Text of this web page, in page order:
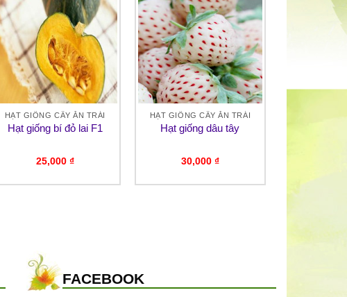
HẠT GIỐNG CÂY ĂN TRÁI
Hạt giống bí đỏ lai F1
25,000 ₫
HẠT GIỐNG CÂY ĂN TRÁI
Hạt giống dâu tây
30,000 ₫
FACEBOOK